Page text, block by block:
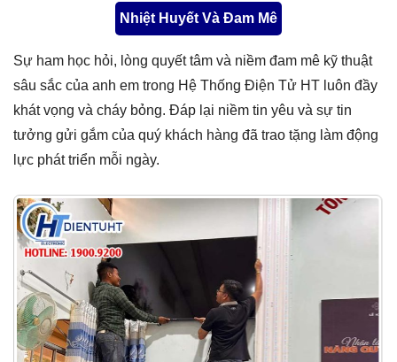
Nhiệt Huyết Và Đam Mê
Sự ham học hỏi, lòng quyết tâm và niềm đam mê kỹ thuật
sâu sắc của anh em trong Hệ Thống Điện Tử HT luôn đầy
khát vọng và cháy bỏng. Đáp lại niềm tin yêu và sự tin
tưởng gửi gắm của quý khách hàng đã trao tặng làm động
lực phát triển mỗi ngày.